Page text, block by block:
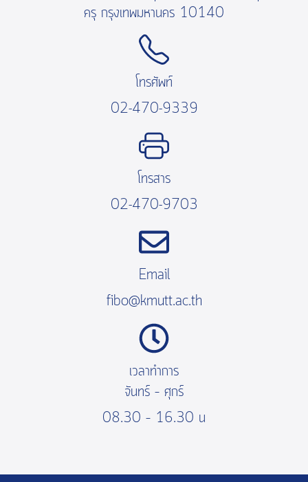
ครุ กรุงเทพมหานคร 10140
โทรศัพท์
02-470-9339
โทรสาร
02-470-9703
Email
fibo@kmutt.ac.th
เวลาทำการ
จันทร์ – ศุกร์
08.30 – 16.30 น